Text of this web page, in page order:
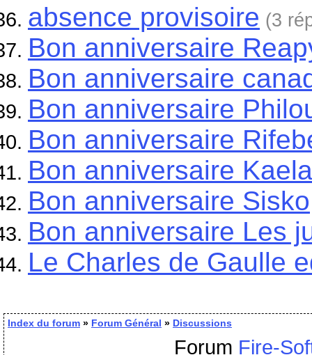
absence provisoire (3
Bon anniversaire
Bon anniversaire
Bon anniversaire
Bon anniversaire
Bon anniversaire Kaela
Bon anniversaire Sisko
Bon anniversaire Les
Le Charles de Gaulle
Index du forum » Forum Général » Discussions
Forum Fire-